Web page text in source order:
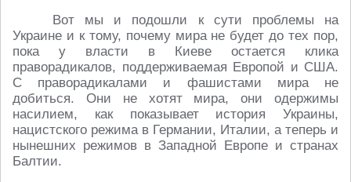
Вот мы и подошли к сути проблемы на
Украине и к тому, почему мира не будет до тех пор,
пока у власти в Киеве остается клика
праворадикалов, поддерживаемая Европой и США.
С праворадикалами и фашистами мира не
добиться. Они не хотят мира, они одержимы
насилием, как показывает история Украины,
нацистского режима в Германии, Италии, а теперь и
нынешних режимов в Западной Европе и странах
Балтии.